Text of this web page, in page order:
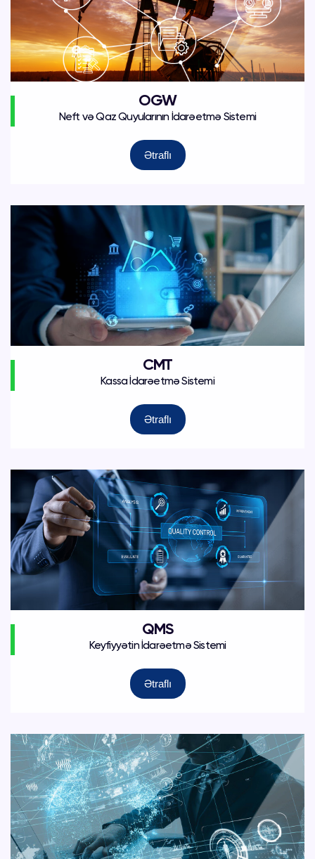
OGW
Neft və Qaz Quyularının İdarəetmə Sistemi
Ətraflı
CMT
Kassa İdarəetmə Sistemi
Ətraflı
QMS
Keyfiyyətin İdarəetmə Sistemi
Ətraflı